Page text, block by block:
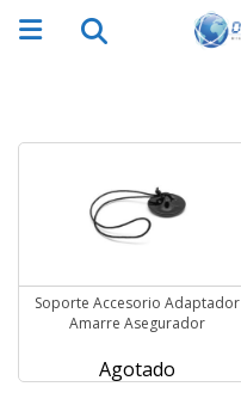
Soporte Accesorio Adaptador
Amarre Asegurador
Agotado